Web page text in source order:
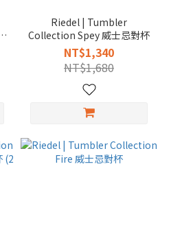
Riedel | Tumbler
Collection Spey 威士忌對杯
NT$1,340
NT$1,680